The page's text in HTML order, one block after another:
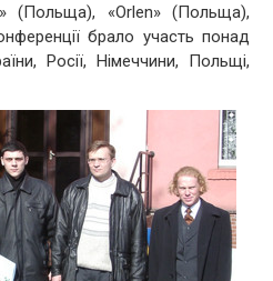
(Польща), «Orlen» (Польща),
брало участь понад
Росії, Німеччини, Польщі,